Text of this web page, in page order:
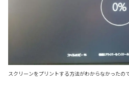
スクリーンをプリントする方法がわからなかったの